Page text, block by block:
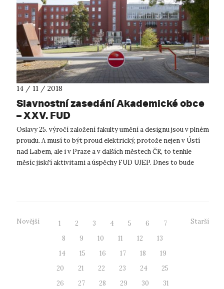
14 / 11 / 2018
Slavnostní zasedání Akademické obce
– XXV. FUD
Oslavy 25. výročí založení fakulty umění a designu jsou v plném
proudu. A musí to být proud elektrický, protože nejen v Ústí
nad Labem, ale i v Praze a v dalších městech ČR, to tenhle
měsíc jiskří aktivitami a úspěchy FUD UJEP. Dnes to bude
Novější 1 2 3 4 5 6
7
8
9 10 11 12
13
14
15 16 17 18
19
20
21 22 23 24
25
26
27 28 29 30
31
Starší